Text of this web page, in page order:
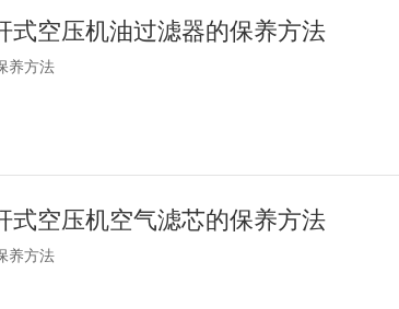
式空压机油过滤器的保养方法
养方法
式空压机空气滤芯的保养方法
养方法